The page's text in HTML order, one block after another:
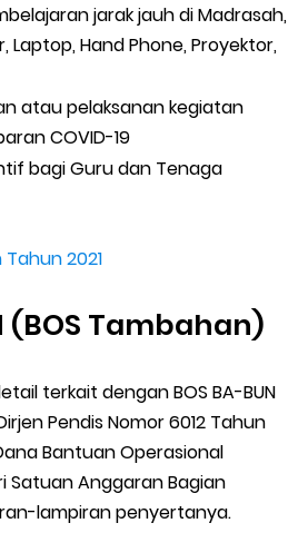
jarak jauh di Madrasah,
Hand Phone, Proyektor,
atau pelaksanan kegiatan
COVID-19
bagi Guru dan Tenaga
Tahun 2021
(BOS Tambahan)
terkait dengan BOS BA-BUN
Pendis Nomor 6012 Tahun
Bantuan Operasional
Satuan Anggaran Bagian
lampiran penyertanya.